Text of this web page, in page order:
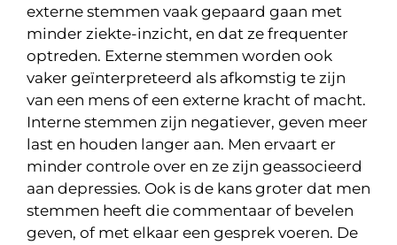
externe stemmen vaak gepaard gaan met
minder ziekte-inzicht, en dat ze frequenter
optreden. Externe stemmen worden ook
vaker geïnterpreteerd als afkomstig te zijn
van een mens of een externe kracht of macht.
Interne stemmen zijn negatiever, geven meer
last en houden langer aan. Men ervaart er
minder controle over en ze zijn geassocieerd
aan depressies. Ook is de kans groter dat men
stemmen heeft die commentaar of bevelen
geven, of met elkaar een gesprek voeren. De